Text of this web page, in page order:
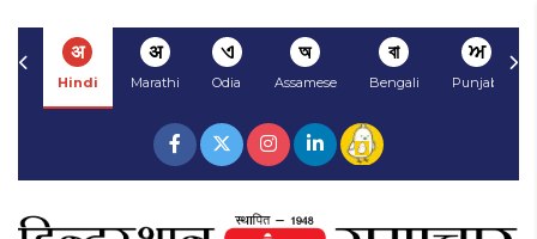
अ
Hindi
अ
Marathi
ଏ
Odia
অ
Assamese
বা
Bengali
ਅ
Punjabi